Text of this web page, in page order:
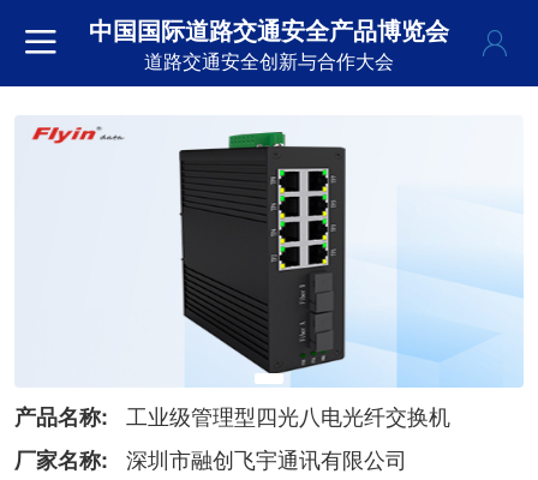
中国国际道路交通安全产品博览会
道路交通安全创新与合作大会
产品名称:
工业级管理型四光八电光纤交换机
厂家名称:
深圳市融创飞宇通讯有限公司